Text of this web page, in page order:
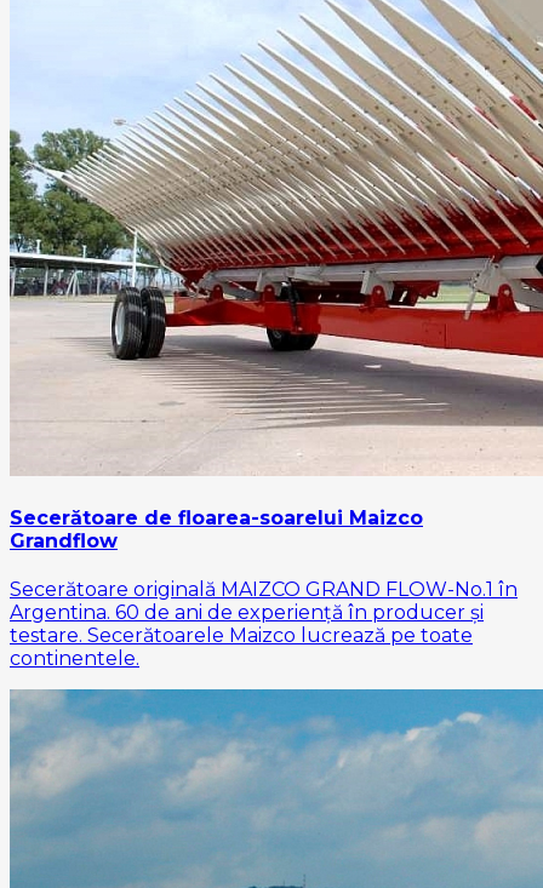
Secerătoare de floarea-soarelui Maizco
Grandflow
Secerătoare originală MAIZCO GRAND FLOW-No.1 în
Argentina. 60 de ani de experiență în producer și
testare. Secerătoarele Maizco lucrează pe toate
continentele.